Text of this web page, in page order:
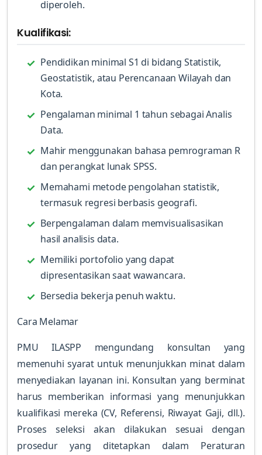
diperoleh.
Kualifikasi:
Pendidikan minimal S1 di bidang Statistik,
Geostatistik, atau Perencanaan Wilayah dan
Kota.
Pengalaman minimal 1 tahun sebagai Analis
Data.
Mahir menggunakan bahasa pemrograman R
dan perangkat lunak SPSS.
Memahami metode pengolahan statistik,
termasuk regresi berbasis geografi.
Berpengalaman dalam memvisualisasikan
hasil analisis data.
Memiliki portofolio yang dapat
dipresentasikan saat wawancara.
Bersedia bekerja penuh waktu.
Cara Melamar
PMU ILASPP mengundang konsultan yang
memenuhi syarat untuk menunjukkan minat dalam
menyediakan layanan ini. Konsultan yang berminat
harus memberikan informasi yang menunjukkan
kualifikasi mereka (CV, Referensi, Riwayat Gaji, dll.).
Proses seleksi akan dilakukan sesuai dengan
prosedur yang ditetapkan dalam Peraturan